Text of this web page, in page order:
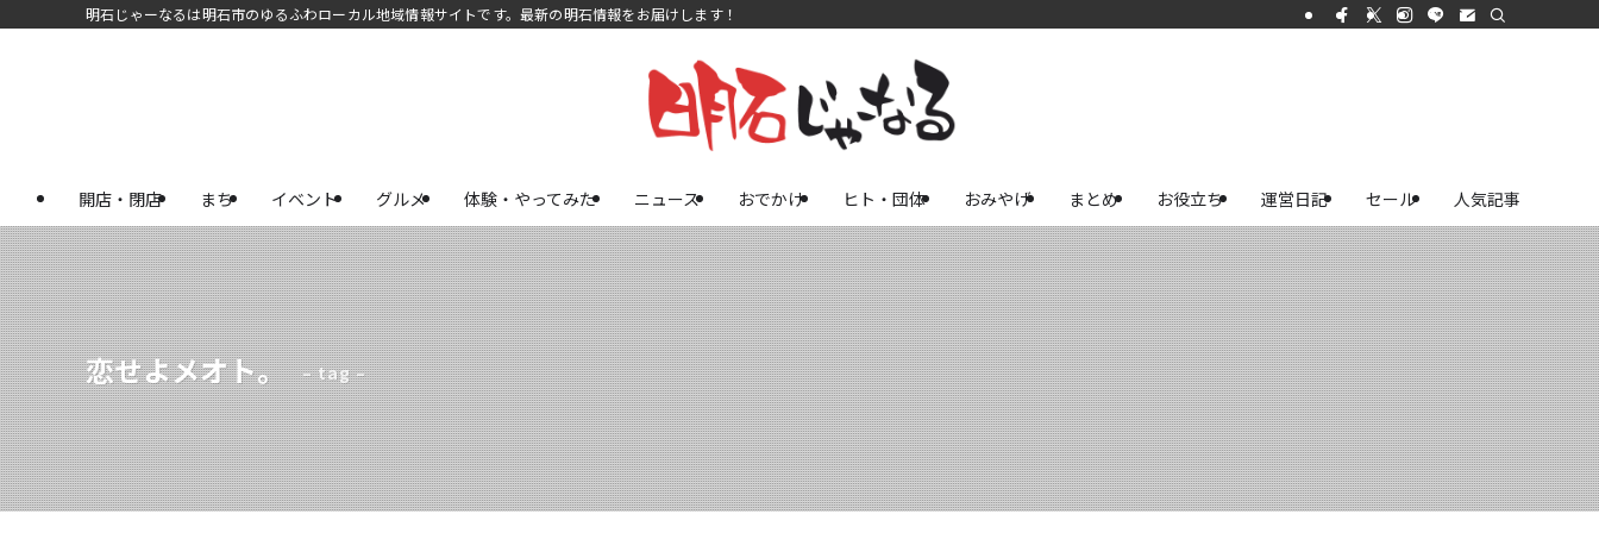
明石じゃーなるは明石市のゆるふわローカル地域情報サイトです。最新の明石情報をお届けします！
開店・閉店 まち イベント グルメ 体験・やってみた ニュース おでかけ ヒト・団体 おみやげ まとめ お役立ち 運営日記 セール 人気記事
恋せよメオト。 – tag –